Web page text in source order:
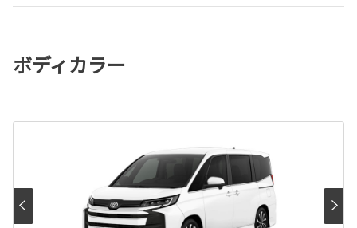
ボディカラー